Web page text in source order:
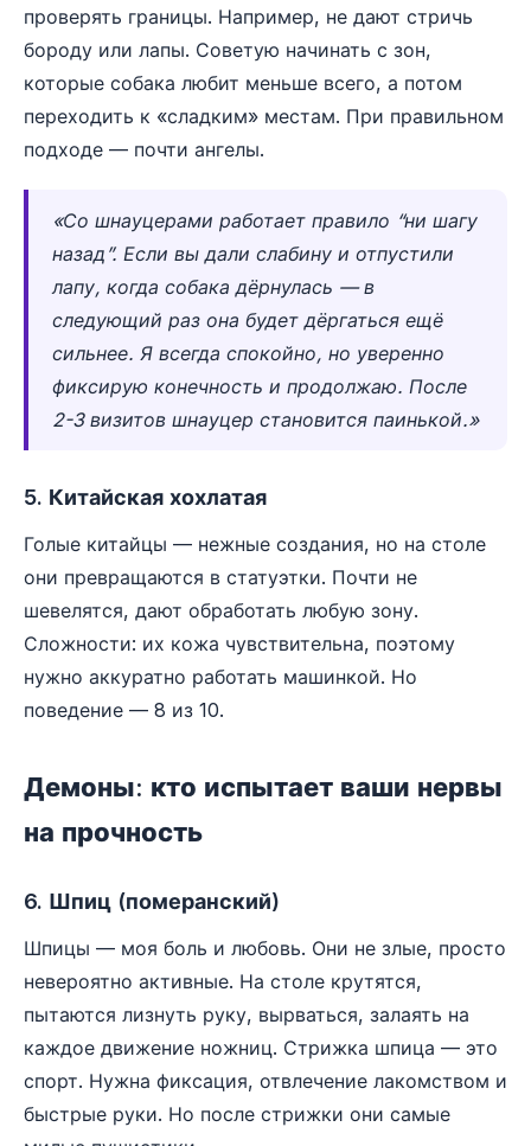
проверять границы. Например, не дают стричь
бороду или лапы. Советую начинать с зон,
которые собака любит меньше всего, а потом
переходить к «сладким» местам. При правильном
подходе — почти ангелы.
«Со шнауцерами работает правило “ни шагу
назад”. Если вы дали слабину и отпустили
лапу, когда собака дёрнулась — в
следующий раз она будет дёргаться ещё
сильнее. Я всегда спокойно, но уверенно
фиксирую конечность и продолжаю. После
2-3 визитов шнауцер становится паинькой.»
5. Китайская хохлатая
Голые китайцы — нежные создания, но на столе
они превращаются в статуэтки. Почти не
шевелятся, дают обработать любую зону.
Сложности: их кожа чувствительна, поэтому
нужно аккуратно работать машинкой. Но
поведение — 8 из 10.
Демоны: кто испытает ваши нервы
на прочность
6. Шпиц (померанский)
Шпицы — моя боль и любовь. Они не злые, просто
невероятно активные. На столе крутятся,
пытаются лизнуть руку, вырваться, залаять на
каждое движение ножниц. Стрижка шпица — это
спорт. Нужна фиксация, отвлечение лакомством и
быстрые руки. Но после стрижки они самые